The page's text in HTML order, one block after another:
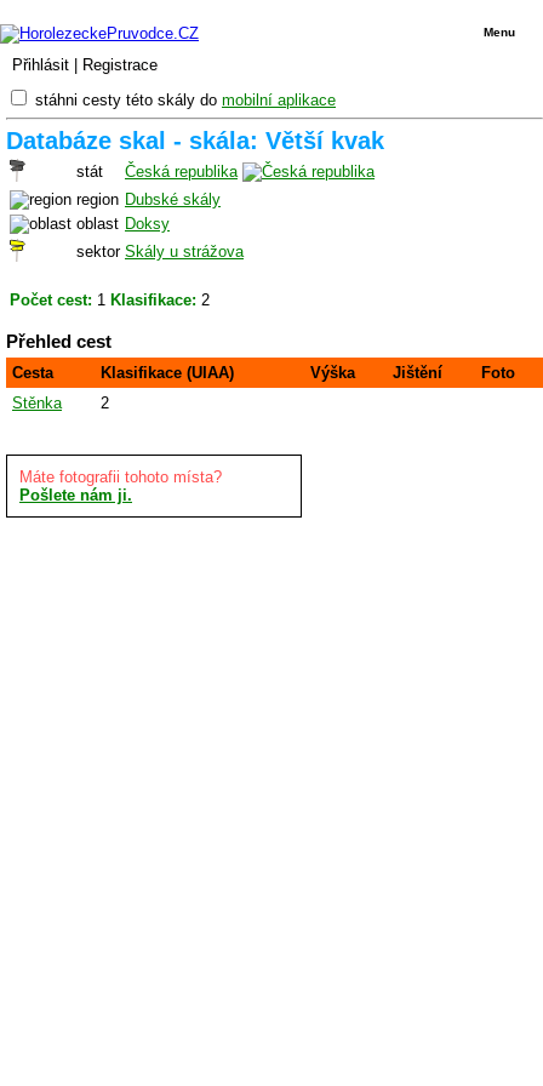
Přihlásit Registrace
Menu
stáhni cesty této skály do mobilní aplikace
Databáze skal - skála: Větší kvak
stát
Česká republika
region Dubské skály
oblast Doksy
sektor Skály u strážova
Počet cest: 1 Klasifikace: 2
Přehled cest
Cesta Klasifikace (UIAA) Výška Jištění
Foto
Stěnka
2
Máte fotografii tohoto místa?
Pošlete nám ji.